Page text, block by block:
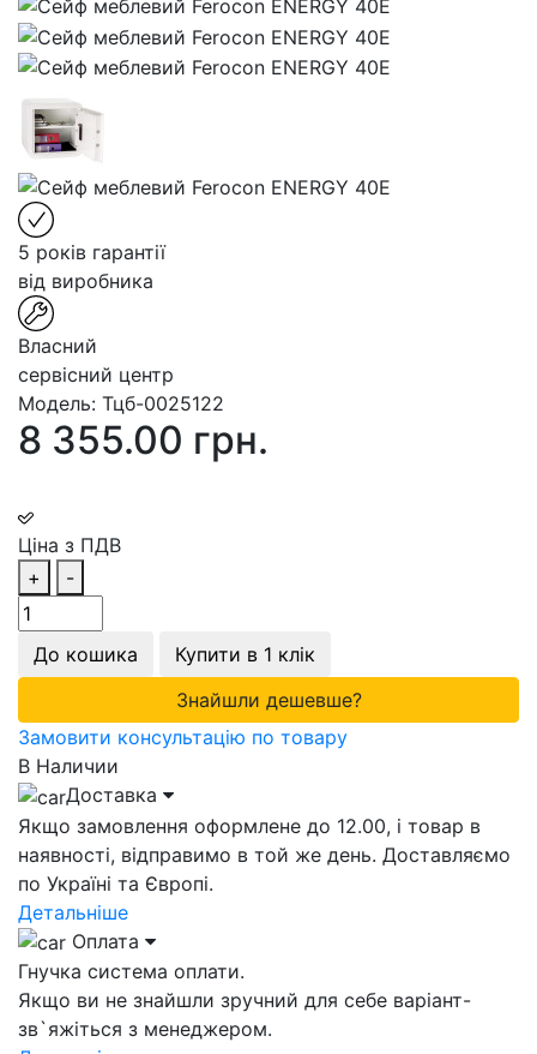
5 років гарантії
від виробника
Власний
сервісний центр
Модель: Тцб-0025122
8 355.00 грн.
Ціна з ПДВ
+
-
До кошика
Купити в 1 клік
Знайшли дешевше?
Замовити консультацію по товару
В Наличии
Доставка
Якщо замовлення оформлене до 12.00, і товар в
наявності, відправимо в той же день. Доставляємо
по Україні та Європі.
Детальніше
Оплата
Гнучка система оплати.
Якщо ви не знайшли зручний для себе варіант-
зв`яжіться з менеджером.